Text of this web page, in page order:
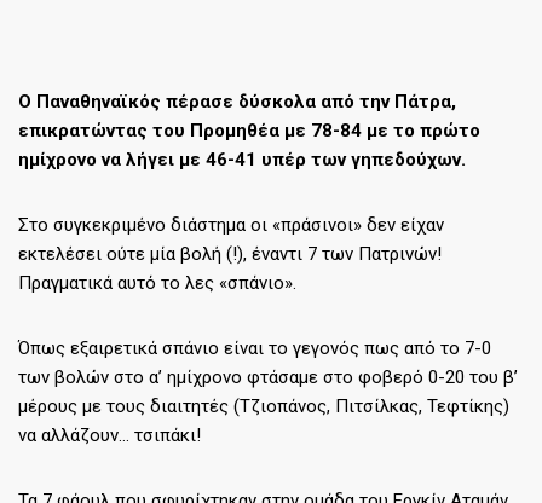
Ο Παναθηναϊκός πέρασε δύσκολα από την Πάτρα,
επικρατώντας του Προμηθέα με 78-84 με το πρώτο
ημίχρονο να λήγει με 46-41 υπέρ των γηπεδούχων.
Στο συγκεκριμένο διάστημα οι «πράσινοι» δεν είχαν
εκτελέσει ούτε μία βολή (!), έναντι 7 των Πατρινών!
Πραγματικά αυτό το λες «σπάνιο».
Όπως εξαιρετικά σπάνιο είναι το γεγονός πως από το 7-0
των βολών στο α’ ημίχρονο φτάσαμε στο φοβερό 0-20 του β’
μέρους με τους διαιτητές (Τζιοπάνος, Πιτσίλκας, Τεφτίκης)
να αλλάζουν… τσιπάκι!